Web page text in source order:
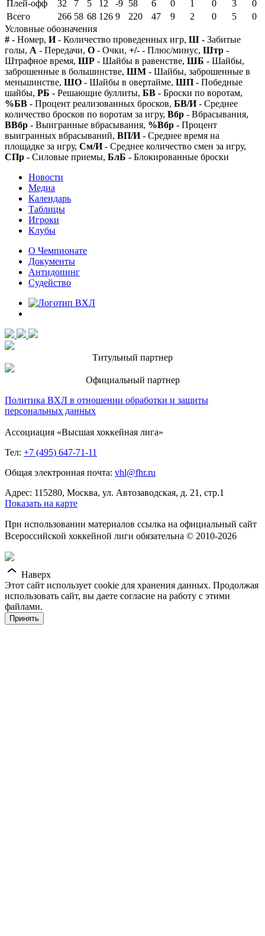
Плей-офф
32 7 5 12 -9 58 6 0 1 0 3
0
Всего
266 58 68 126 9 220 47 9 2 0 5
0
Условные обозначения
# - Номер, И- Количество проведенных игр, Ш - Забитые
голы, А - Передачи, О - Очки, +/- - Плюс/минус, Штр -
Штрафное время, ШР - Шайбы в равенстве, ШБ - Шайбы,
заброшенные в большинстве, ШМ - Шайбы, заброшенные в
меньшинстве, ШО - Шайбы в овертайме, ШП - Победные
шайбы, РБ - Решающие буллиты, БВ - Броски по воротам,
%БВ - Процент реализованных бросков, БВ/И- Среднее
количество бросков по воротам за игру, Вбр - Вбрасывания,
ВВбр - Выигранные вбрасывания, %Вбр - Процент
выигранных вбрасываний, ВП/И- Среднее время на
площадке за игру, См/И- Среднее количество смен за игру,
СПр - Силовые приемы, БлБ - Блокированные броски
Новости
Медиа
Календарь
Таблицы
Игроки
Клубы
О Чемпионате
Документы
Антидопинг
Судейство
Титульный партнер
Официальный партнер
Политика ВХЛ в отношении обработки и защиты
персональных данных
Ассоциация «Высшая хоккейная лига»
Тел: +7 (495) 647-71-11
Общая электронная почта: vhl@fhr.ru
Адрес: 115280, Москва, ул. Автозаводская, д. 21, стр.1
Показать на карте
При использовании материалов ссылка на официальный сайт
Всероссийской хоккейной лиги обязательна © 2010-2026
Наверх
Этот сайт использует cookie для хранения данных. Продолжая
использовать сайт, вы даете согласие на работу с этими
файлами.
Принять